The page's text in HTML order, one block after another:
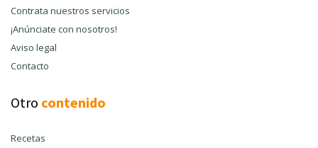
Contrata nuestros servicios
¡Anúnciate con nosotros!
Aviso legal
Contacto
Otro contenido
Recetas